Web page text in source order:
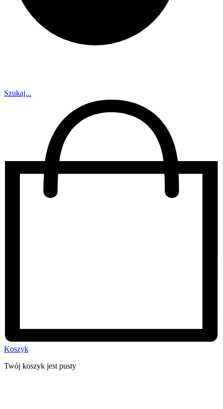
30 dni na zwrot
Szukaj...
Koszyk
Twój koszyk jest pusty